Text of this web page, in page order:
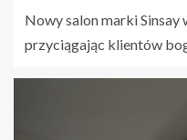
Nowy salon marki Sinsay
przyciągając klientów